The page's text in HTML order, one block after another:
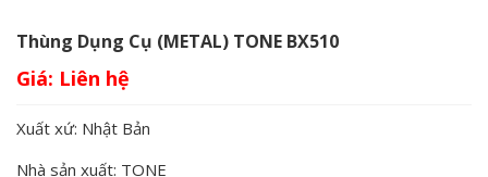
Thùng Dụng Cụ (METAL) TONE BX510
Giá:
Xuất xứ: Nhật Bản
Nhà sản xuất: TONE